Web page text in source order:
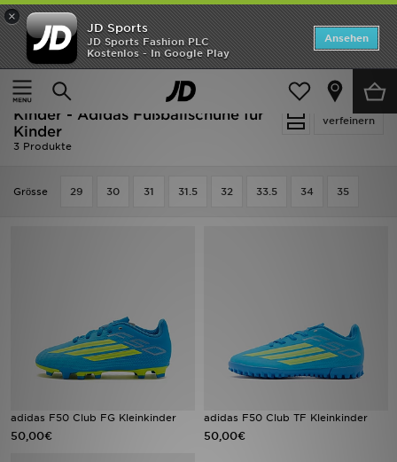
×
JD Sports
JD Sports Fashion PLC
Kostenlos - In Google Play
Ansehen
Startseite
Kinder
Kleinkinderschuhe (Gr. 28-35)
verfeinern
Kinder - Adidas Fußballschuhe für
Kinder
3 Produkte
Grӧsse 29 30 31 31.5 32 33.5 34 35
adidas F50 Club FG Kleinkinder
50,00€
adidas F50 Club TF Kleinkinder
50,00€
Startseite
ANGEBOTE
Marken
Neuheiten
Herren
JD Exklusives
Sport